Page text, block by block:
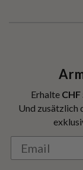
Erhalte
Und zusätzlich